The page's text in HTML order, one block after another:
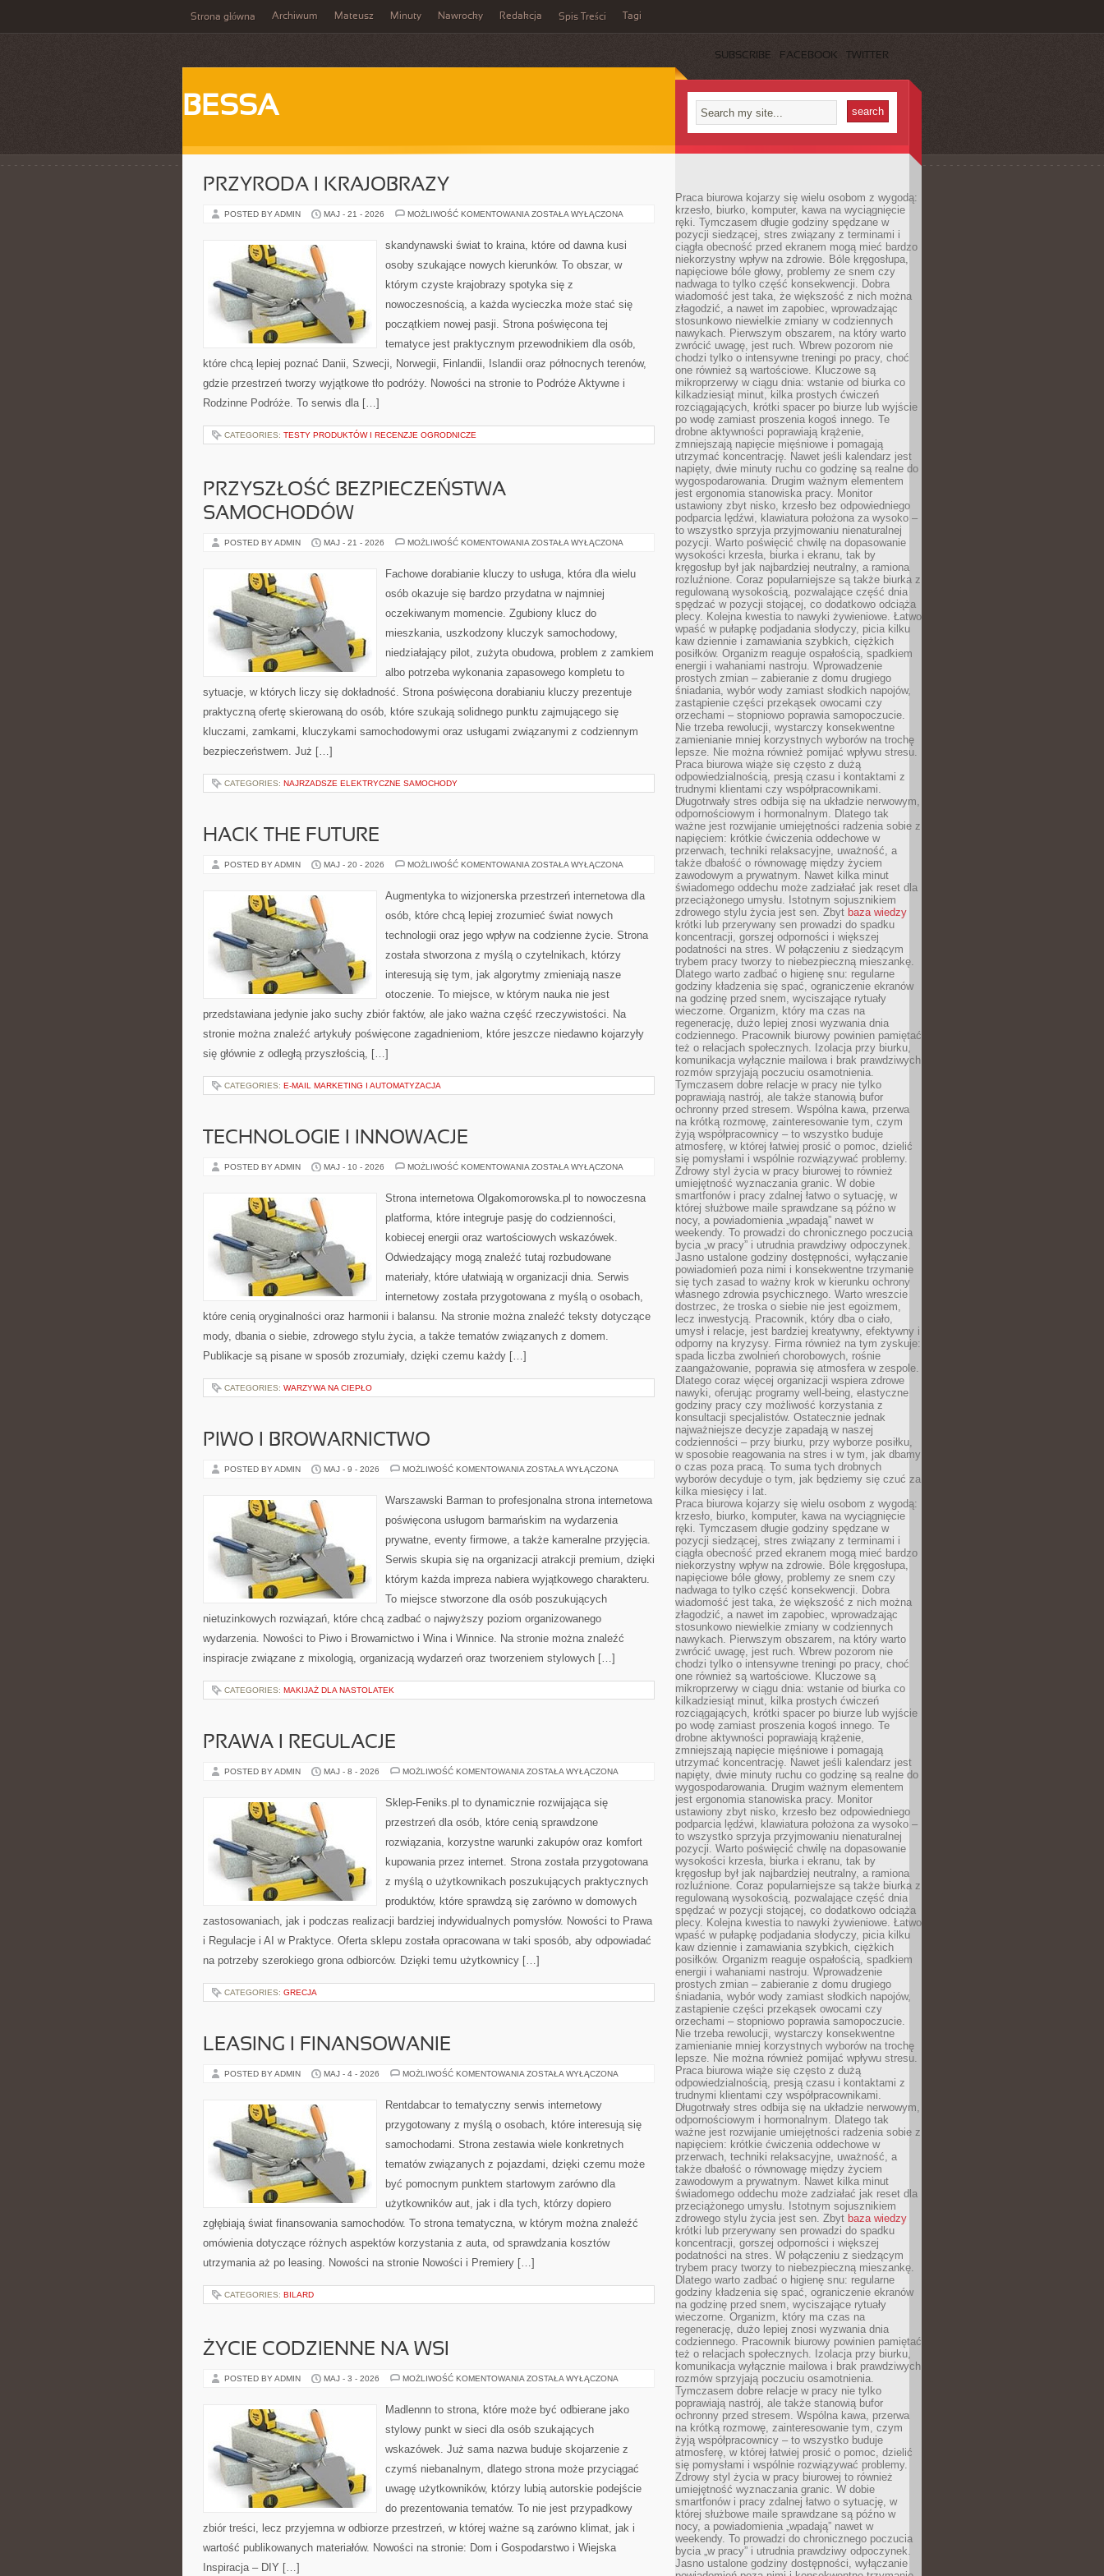
Strona główna Archiwum Mateusz Minuty Nawrocky Redakcja Spis Treści Tagi
SUBSCRIBE FACEBOOK TWITTER
BESSA
PRZYRODA I KRAJOBRAZY
POSTED BY ADMIN MAJ - 21 - 2026 MOŻLIWOŚĆ KOMENTOWANIA PRZYRODA
ZOSTAŁA WYŁĄCZONA
skandynawski świat to kraina, które od dawna kusi
osoby szukające nowych kierunków. To obszar, w
którym czyste krajobrazy spotyka się z
nowoczesnością, a każda wycieczka może stać się
początkiem nowej pasji. Strona poświęcona tej
tematyce jest praktycznym przewodnikiem dla osób,
które chcą lepiej poznać Danii, Szwecji, Norwegii, Finlandii, Islandii oraz północnych terenów,
gdzie przestrzeń tworzy wyjątkowe tło podróży. Nowości na stronie to Podróże Aktywne i
Rodzinne Podróże. To serwis dla […]
CATEGORIES: TESTY PRODUKTÓW I RECENZJE OGRODNICZE
PRZYSZŁOŚĆ BEZPIECZEŃSTWA
SAMOCHODÓW
POSTED BY ADMIN MAJ - 21 - 2026 MOŻLIWOŚĆ KOMENTOWANIA PRZYSZŁOŚĆ
ZOSTAŁA WYŁĄCZONA
Fachowe dorabianie kluczy to usługa, która dla wielu
osób okazuje się bardzo przydatna w najmniej
oczekiwanym momencie. Zgubiony klucz do
mieszkania, uszkodzony kluczyk samochodowy,
niedziałający pilot, zużyta obudowa, problem z zamkiem
albo potrzeba wykonania zapasowego kompletu to
sytuacje, w których liczy się dokładność. Strona poświęcona dorabianiu kluczy prezentuje
praktyczną ofertę skierowaną do osób, które szukają solidnego punktu zajmującego się
kluczami, zamkami, kluczykami samochodowymi oraz usługami związanymi z codziennym
bezpieczeństwem. Już […]
CATEGORIES: NAJRZADSZE ELEKTRYCZNE SAMOCHODY
HACK THE FUTURE
POSTED BY ADMIN MAJ - 20 - 2026 MOŻLIWOŚĆ KOMENTOWANIA HACK
ZOSTAŁA WYŁĄCZONA
Augmentyka to wizjonerska przestrzeń internetowa dla
osób, które chcą lepiej zrozumieć świat nowych
technologii oraz jego wpływ na codzienne życie. Strona
została stworzona z myślą o czytelnikach, którzy
interesują się tym, jak algorytmy zmieniają nasze
otoczenie. To miejsce, w którym nauka nie jest
przedstawiana jedynie jako suchy zbiór faktów, ale jako ważna część rzeczywistości. Na
stronie można znaleźć artykuły poświęcone zagadnieniom, które jeszcze niedawno kojarzyły
się głównie z odległą przyszłością, […]
CATEGORIES: E-MAIL MARKETING I AUTOMATYZACJA
TECHNOLOGIE I INNOWACJE
POSTED BY ADMIN MAJ - 10 - 2026 MOŻLIWOŚĆ KOMENTOWANIA TECHNOLOGIE
ZOSTAŁA WYŁĄCZONA
Strona internetowa Olgakomorowska.pl to nowoczesna
platforma, które integruje pasję do codzienności,
kobiecej energii oraz wartościowych wskazówek.
Odwiedzający mogą znaleźć tutaj rozbudowane
materiały, które ułatwiają w organizacji dnia. Serwis
internetowy została przygotowana z myślą o osobach,
które cenią oryginalności oraz harmonii i balansu. Na stronie można znaleźć teksty dotyczące
mody, dbania o siebie, zdrowego stylu życia, a także tematów związanych z domem.
Publikacje są pisane w sposób zrozumiały, dzięki czemu każdy […]
CATEGORIES: WARZYWA NA CIEPŁO
PIWO I BROWARNICTWO
POSTED BY ADMIN MAJ - 9 - 2026 MOŻLIWOŚĆ KOMENTOWANIA PIWO
ZOSTAŁA WYŁĄCZONA
Warszawski Barman to profesjonalna strona internetowa
poświęcona usługom barmańskim na wydarzenia
prywatne, eventy firmowe, a także kameralne przyjęcia.
Serwis skupia się na organizacji atrakcji premium, dzięki
którym każda impreza nabiera wyjątkowego charakteru.
To miejsce stworzone dla osób poszukujących
nietuzinkowych rozwiązań, które chcą zadbać o najwyższy poziom organizowanego
wydarzenia. Nowości to Piwo i Browarnictwo i Wina i Winnice. Na stronie można znaleźć
inspiracje związane z mixologią, organizacją wydarzeń oraz tworzeniem stylowych […]
CATEGORIES: MAKIJAŻ DLA NASTOLATEK
PRAWA I REGULACJE
POSTED BY ADMIN MAJ - 8 - 2026 MOŻLIWOŚĆ KOMENTOWANIA PRAWA
ZOSTAŁA WYŁĄCZONA
Sklep-Feniks.pl to dynamicznie rozwijająca się
przestrzeń dla osób, które cenią sprawdzone
rozwiązania, korzystne warunki zakupów oraz komfort
kupowania przez internet. Strona została przygotowana
z myślą o użytkownikach poszukujących praktycznych
produktów, które sprawdzą się zarówno w domowych
zastosowaniach, jak i podczas realizacji bardziej indywidualnych pomysłów. Nowości to Prawa
i Regulacje i AI w Praktyce. Oferta sklepu została opracowana w taki sposób, aby odpowiadać
na potrzeby szerokiego grona odbiorców. Dzięki temu użytkownicy […]
CATEGORIES: GRECJA
LEASING I FINANSOWANIE
POSTED BY ADMIN MAJ - 4 - 2026 MOŻLIWOŚĆ KOMENTOWANIA LEASING
ZOSTAŁA WYŁĄCZONA
Rentdabcar to tematyczny serwis internetowy
przygotowany z myślą o osobach, które interesują się
samochodami. Strona zestawia wiele konkretnych
tematów związanych z pojazdami, dzięki czemu może
być pomocnym punktem startowym zarówno dla
użytkowników aut, jak i dla tych, którzy dopiero
zgłębiają świat finansowania samochodów. To strona tematyczna, w którym można znaleźć
omówienia dotyczące różnych aspektów korzystania z auta, od sprawdzania kosztów
utrzymania aż po leasing. Nowości na stronie Nowości i Premiery […]
CATEGORIES: BILARD
ŻYCIE CODZIENNE NA WSI
POSTED BY ADMIN MAJ - 3 - 2026 MOŻLIWOŚĆ KOMENTOWANIA ŻYCIE
WSI
ZOSTAŁA WYŁĄCZONA
Madlennn to strona, które może być odbierane jako
stylowy punkt w sieci dla osób szukających
wskazówek. Już sama nazwa buduje skojarzenie z
czymś niebanalnym, dlatego strona może przyciągać
uwagę użytkowników, którzy lubią autorskie podejście
do prezentowania tematów. To nie jest przypadkowy
zbiór treści, lecz przyjemna w odbiorze przestrzeń, w której ważne są zarówno klimat, jak i
wartość publikowanych materiałów. Nowości na stronie: Dom i Gospodarstwo i Wiejska
Inspiracja – DIY […]
Praca biurowa kojarzy się wielu osobom z wygodą:
krzesło, biurko, komputer, kawa na wyciągnięcie
ręki. Tymczasem długie godziny spędzane w
pozycji siedzącej, stres związany z terminami i
ciągła obecność przed ekranem mogą mieć bardzo
niekorzystny wpływ na zdrowie. Bóle kręgosłupa,
napięciowe bóle głowy, problemy ze snem czy
nadwaga to tylko część konsekwencji. Dobra
wiadomość jest taka, że większość z nich można
złagodzić, a nawet im zapobiec, wprowadzając
stosunkowo niewielkie zmiany w codziennych
nawykach. Pierwszym obszarem, na który warto
zwrócić uwagę, jest ruch. Wbrew pozorom nie
chodzi tylko o intensywne treningi po pracy, choć
one również są wartościowe. Kluczowe są
mikroprzerwy w ciągu dnia: wstanie od biurka co
kilkadziesiąt minut, kilka prostych ćwiczeń
rozciągających, krótki spacer po biurze lub wyjście
po wodę zamiast proszenia kogoś innego. Te
drobne aktywności poprawiają krążenie,
zmniejszają napięcie mięśniowe i pomagają
utrzymać koncentrację. Nawet jeśli kalendarz jest
napięty, dwie minuty ruchu co godzinę są realne do
wygospodarowania. Drugim ważnym elementem
jest ergonomia stanowiska pracy. Monitor
ustawiony zbyt nisko, krzesło bez odpowiedniego
podparcia lędźwi, klawiatura położona za wysoko –
to wszystko sprzyja przyjmowaniu nienaturalnej
pozycji. Warto poświęcić chwilę na dopasowanie
wysokości krzesła, biurka i ekranu, tak by
kręgosłup był jak najbardziej neutralny, a ramiona
rozluźnione. Coraz popularniejsze są także biurka z
regulowaną wysokością, pozwalające część dnia
spędzać w pozycji stojącej, co dodatkowo odciąża
plecy. Kolejna kwestia to nawyki żywieniowe. Łatwo
wpaść w pułapkę podjadania słodyczy, picia kilku
kaw dziennie i zamawiania szybkich, ciężkich
posiłków. Organizm reaguje ospałością, spadkiem
energii i wahaniami nastroju. Wprowadzenie
prostych zmian – zabieranie z domu drugiego
śniadania, wybór wody zamiast słodkich napojów,
zastąpienie części przekąsek owocami czy
orzechami – stopniowo poprawia samopoczucie.
Nie trzeba rewolucji, wystarczy konsekwentne
zamienianie mniej korzystnych wyborów na trochę
lepsze. Nie można również pomijać wpływu stresu.
Praca biurowa wiąże się często z dużą
odpowiedzialnością, presją czasu i kontaktami z
trudnymi klientami czy współpracownikami.
Długotrwały stres odbija się na układzie nerwowym,
odpornościowym i hormonalnym. Dlatego tak
ważne jest rozwijanie umiejętności radzenia sobie z
napięciem: krótkie ćwiczenia oddechowe w
przerwach, techniki relaksacyjne, uważność, a
także dbałość o równowagę między życiem
zawodowym a prywatnym. Nawet kilka minut
świadomego oddechu może zadziałać jak reset dla
przeciążonego umysłu. Istotnym sojusznikiem
zdrowego stylu życia jest sen. Zbyt baza wiedzy
krótki lub przerywany sen prowadzi do spadku
koncentracji, gorszej odporności i większej
podatności na stres. W połączeniu z siedzącym
trybem pracy tworzy to niebezpieczną mieszankę.
Dlatego warto zadbać o higienę snu: regularne
godziny kładzenia się spać, ograniczenie ekranów
na godzinę przed snem, wyciszające rytuały
wieczorne. Organizm, który ma czas na
regenerację, dużo lepiej znosi wyzwania dnia
codziennego. Pracownik biurowy powinien pamiętać
też o relacjach społecznych. Izolacja przy biurku,
komunikacja wyłącznie mailowa i brak prawdziwych
rozmów sprzyjają poczuciu osamotnienia.
Tymczasem dobre relacje w pracy nie tylko
poprawiają nastrój, ale także stanowią bufor
ochronny przed stresem. Wspólna kawa, przerwa
na krótką rozmowę, zainteresowanie tym, czym
żyją współpracownicy – to wszystko buduje
atmosferę, w której łatwiej prosić o pomoc, dzielić
się pomysłami i wspólnie rozwiązywać problemy.
Zdrowy styl życia w pracy biurowej to również
umiejętność wyznaczania granic. W dobie
smartfonów i pracy zdalnej łatwo o sytuację, w
której służbowe maile sprawdzane są późno w
nocy, a powiadomienia „wpadają” nawet w
weekendy. To prowadzi do chronicznego poczucia
bycia „w pracy” i utrudnia prawdziwy odpoczynek.
Jasno ustalone godziny dostępności, wyłączanie
powiadomień poza nimi i konsekwentne trzymanie
się tych zasad to ważny krok w kierunku ochrony
własnego zdrowia psychicznego. Warto wreszcie
dostrzec, że troska o siebie nie jest egoizmem,
lecz inwestycją. Pracownik, który dba o ciało,
umysł i relacje, jest bardziej kreatywny, efektywny i
odporny na kryzysy. Firma również na tym zyskuje:
spada liczba zwolnień chorobowych, rośnie
zaangażowanie, poprawia się atmosfera w zespole.
Dlatego coraz więcej organizacji wspiera zdrowe
nawyki, oferując programy well-being, elastyczne
godziny pracy czy możliwość korzystania z
konsultacji specjalistów. Ostatecznie jednak
najważniejsze decyzje zapadają w naszej
codzienności – przy biurku, przy wyborze posiłku,
w sposobie reagowania na stres i w tym, jak dbamy
o czas poza pracą. To suma tych drobnych
wyborów decyduje o tym, jak będziemy się czuć za
kilka miesięcy i lat.
Praca biurowa kojarzy się wielu osobom z wygodą:
krzesło, biurko, komputer, kawa na wyciągnięcie
ręki. Tymczasem długie godziny spędzane w
pozycji siedzącej, stres związany z terminami i
ciągła obecność przed ekranem mogą mieć bardzo
niekorzystny wpływ na zdrowie. Bóle kręgosłupa,
napięciowe bóle głowy, problemy ze snem czy
nadwaga to tylko część konsekwencji. Dobra
wiadomość jest taka, że większość z nich można
złagodzić, a nawet im zapobiec, wprowadzając
stosunkowo niewielkie zmiany w codziennych
nawykach. Pierwszym obszarem, na który warto
zwrócić uwagę, jest ruch. Wbrew pozorom nie
chodzi tylko o intensywne treningi po pracy, choć
one również są wartościowe. Kluczowe są
mikroprzerwy w ciągu dnia: wstanie od biurka co
kilkadziesiąt minut, kilka prostych ćwiczeń
rozciągających, krótki spacer po biurze lub wyjście
po wodę zamiast proszenia kogoś innego. Te
drobne aktywności poprawiają krążenie,
zmniejszają napięcie mięśniowe i pomagają
utrzymać koncentrację. Nawet jeśli kalendarz jest
napięty, dwie minuty ruchu co godzinę są realne do
wygospodarowania. Drugim ważnym elementem
jest ergonomia stanowiska pracy. Monitor
ustawiony zbyt nisko, krzesło bez odpowiedniego
podparcia lędźwi, klawiatura położona za wysoko –
to wszystko sprzyja przyjmowaniu nienaturalnej
pozycji. Warto poświęcić chwilę na dopasowanie
wysokości krzesła, biurka i ekranu, tak by
kręgosłup był jak najbardziej neutralny, a ramiona
rozluźnione. Coraz popularniejsze są także biurka z
regulowaną wysokością, pozwalające część dnia
spędzać w pozycji stojącej, co dodatkowo odciąża
plecy. Kolejna kwestia to nawyki żywieniowe. Łatwo
wpaść w pułapkę podjadania słodyczy, picia kilku
kaw dziennie i zamawiania szybkich, ciężkich
posiłków. Organizm reaguje ospałością, spadkiem
energii i wahaniami nastroju. Wprowadzenie
prostych zmian – zabieranie z domu drugiego
śniadania, wybór wody zamiast słodkich napojów,
zastąpienie części przekąsek owocami czy
orzechami – stopniowo poprawia samopoczucie.
Nie trzeba rewolucji, wystarczy konsekwentne
zamienianie mniej korzystnych wyborów na trochę
lepsze. Nie można również pomijać wpływu stresu.
Praca biurowa wiąże się często z dużą
odpowiedzialnością, presją czasu i kontaktami z
trudnymi klientami czy współpracownikami.
Długotrwały stres odbija się na układzie nerwowym,
odpornościowym i hormonalnym. Dlatego tak
ważne jest rozwijanie umiejętności radzenia sobie z
napięciem: krótkie ćwiczenia oddechowe w
przerwach, techniki relaksacyjne, uważność, a
także dbałość o równowagę między życiem
zawodowym a prywatnym. Nawet kilka minut
świadomego oddechu może zadziałać jak reset dla
przeciążonego umysłu. Istotnym sojusznikiem
zdrowego stylu życia jest sen. Zbyt baza wiedzy
krótki lub przerywany sen prowadzi do spadku
koncentracji, gorszej odporności i większej
podatności na stres. W połączeniu z siedzącym
trybem pracy tworzy to niebezpieczną mieszankę.
Dlatego warto zadbać o higienę snu: regularne
godziny kładzenia się spać, ograniczenie ekranów
na godzinę przed snem, wyciszające rytuały
wieczorne. Organizm, który ma czas na
regenerację, dużo lepiej znosi wyzwania dnia
codziennego. Pracownik biurowy powinien pamiętać
też o relacjach społecznych. Izolacja przy biurku,
komunikacja wyłącznie mailowa i brak prawdziwych
rozmów sprzyjają poczuciu osamotnienia.
Tymczasem dobre relacje w pracy nie tylko
poprawiają nastrój, ale także stanowią bufor
ochronny przed stresem. Wspólna kawa, przerwa
na krótką rozmowę, zainteresowanie tym, czym
żyją współpracownicy – to wszystko buduje
atmosferę, w której łatwiej prosić o pomoc, dzielić
się pomysłami i wspólnie rozwiązywać problemy.
Zdrowy styl życia w pracy biurowej to również
umiejętność wyznaczania granic. W dobie
smartfonów i pracy zdalnej łatwo o sytuację, w
której służbowe maile sprawdzane są późno w
nocy, a powiadomienia „wpadają” nawet w
weekendy. To prowadzi do chronicznego poczucia
bycia „w pracy” i utrudnia prawdziwy odpoczynek.
Jasno ustalone godziny dostępności, wyłączanie